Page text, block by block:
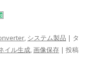
, システム製品 | タ
イル生成,画像保存 | 投稿